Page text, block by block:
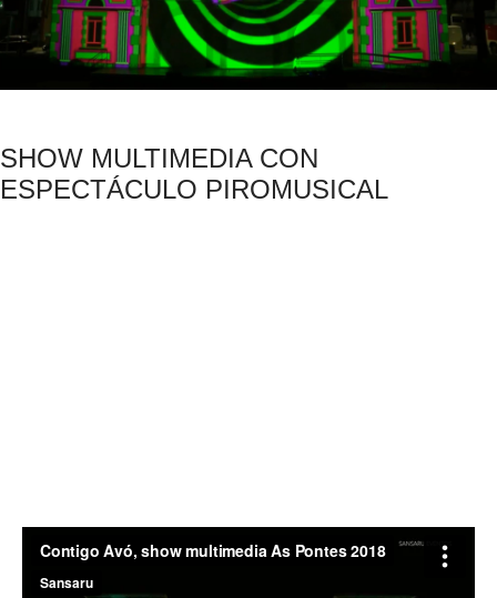
SHOW MULTIMEDIA CON
ESPECTÁCULO PIROMUSICAL